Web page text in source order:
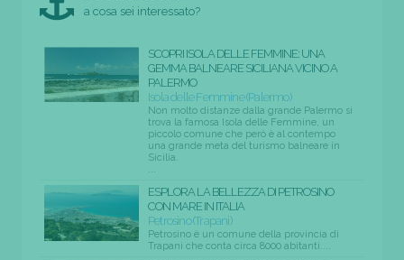
a cosa sei interessato?
SCOPRI ISOLA DELLE FEMMINE: UNA
GEMMA BALNEARE SICILIANA VICINO A
PALERMO
Isola delle Femmine (Palermo)
Non molto distanze dalla grande Palermo si
trova la famosa Isola delle Femmine, un
piccolo comune che però è al contempo
una grande meta del turismo balneare in
Sicilia.
...
ESPLORA LA BELLEZZA DI PETROSINO
CON MARE IN ITALIA
Petrosino (Trapani)
Petrosino è un comune della provincia di
Trapani che conta circa 8000 abitanti....